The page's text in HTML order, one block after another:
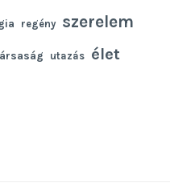
regény szerelem
utazás élet